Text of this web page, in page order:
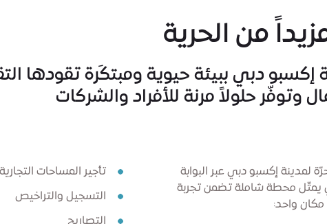
من الحرية
إكسبو دبي ببيئة حيوية ومبتكَرة تقودها
وتوفّر حلولاً مرنة للأفراد والشركات
لمدينة إكسبو دبي عبر البوابة
يمثّل محطة شاملة تضمن تجربة
واحد:
تأجير المساحات التجارية
التسجيل والتراخيص